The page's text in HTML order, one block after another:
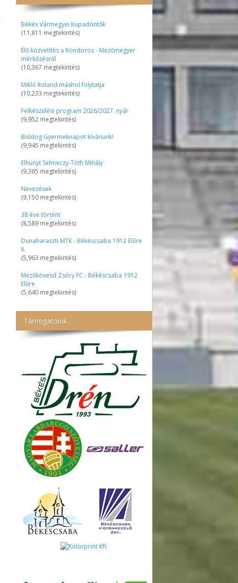
Békés Vármegyei Kupadöntők
(11,811 megtekintés)
Élő közvetítés a Kondoros - Mezőmegyer
mérkőzésről
(10,367 megtekintés)
Mikló Roland máshol folytatja
(10,233 megtekintés)
Felkészülési program 2026/2027. nyár
(9,952 megtekintés)
Boldog Gyermeknapot kívánunk!
(9,945 megtekintés)
Elhunyt Selmeczy-Tóth Mihály
(9,365 megtekintés)
Nevezések
(9,150 megtekintés)
38 éve történt
(8,589 megtekintés)
Dunaharaszti MTK - Békéscsaba 1912 Előre
II.
(5,963 megtekintés)
Mezőkövesd Zsóry FC - Békéscsaba 1912
Előre
(5,640 megtekintés)
Támogatóink